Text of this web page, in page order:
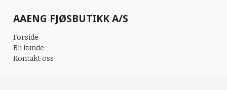
AAENG FJØSBUTIKK A/S
Forside
Bli kunde
Kontakt oss